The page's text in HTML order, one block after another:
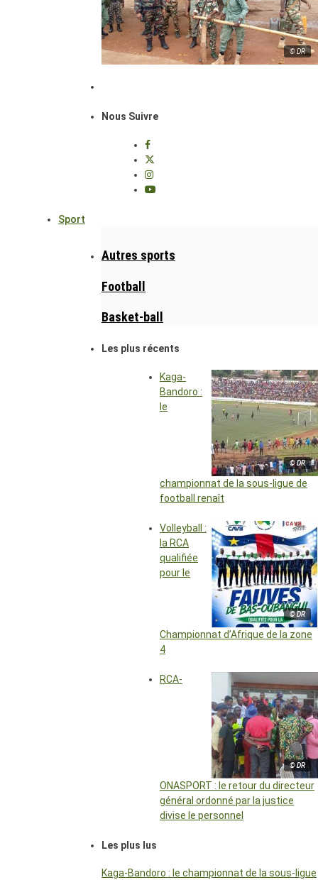
© DR
Nous Suivre
Sport
Autres sports
Football
Basket-ball
Les plus récents
© DR
Kaga-
Bandoro :
le
championnat de la sous-ligue de
football renaît
© DR
Volleyball :
la RCA
qualifiée
pour le
Championnat d’Afrique de la zone
4
© DR
RCA-
ONASPORT : le retour du directeur
général ordonné par la justice
divise le personnel
Les plus lus
Kaga-Bandoro : le championnat de la sous-ligue